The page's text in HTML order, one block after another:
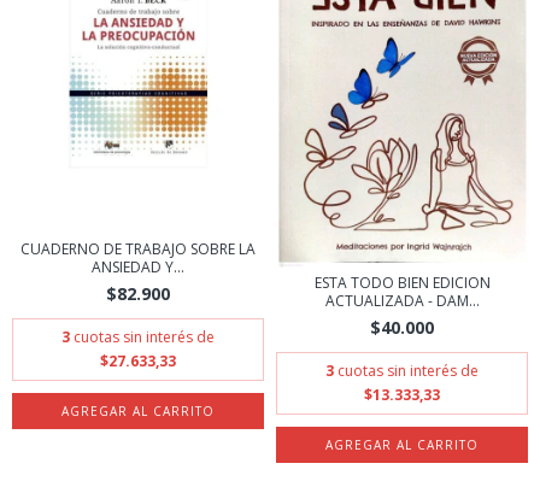
CUADERNO DE TRABAJO SOBRE LA
ANSIEDAD Y...
$82.900
3 cuotas sin interés de
$27.633,33
ESTA TODO BIEN EDICION
ACTUALIZADA - DAM...
$40.000
3 cuotas sin interés de
$13.333,33